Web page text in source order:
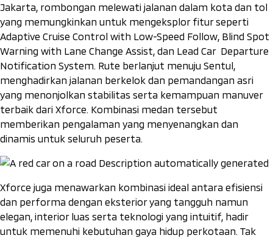
Jakarta, rombongan melewati jalanan dalam kota dan tol
yang memungkinkan untuk mengeksplor fitur seperti
Adaptive Cruise Control with Low-Speed Follow, Blind Spot
Warning with Lane Change Assist, dan Lead Car Departure
Notification System. Rute berlanjut menuju Sentul,
menghadirkan jalanan berkelok dan pemandangan asri
yang menonjolkan stabilitas serta kemampuan manuver
terbaik dari Xforce. Kombinasi medan tersebut
memberikan pengalaman yang menyenangkan dan
dinamis untuk seluruh peserta.
Xforce juga menawarkan kombinasi ideal antara efisiensi
dan performa dengan eksterior yang tangguh namun
elegan, interior luas serta teknologi yang intuitif, hadir
untuk memenuhi kebutuhan gaya hidup perkotaan. Tak